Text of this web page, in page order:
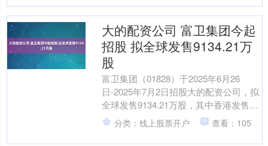
大的配资公司 富卫集团今起
招股 拟全球发售9134.21万
股
富卫集团（01828）于2025年6月26
日-2025年7月2日招股大的配资公司，拟
全球发售9134.21万股，其中香港发售占
10%，国际发售占90%，另有15....
分类：线上股票开户 查看：105